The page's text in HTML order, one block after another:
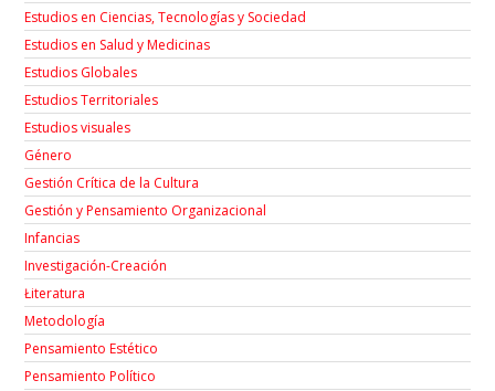
Estudios en Ciencias, Tecnologías y Sociedad
Estudios en Salud y Medicinas
Estudios Globales
Estudios Territoriales
Estudios visuales
Género
Gestión Crítica de la Cultura
Gestión y Pensamiento Organizacional
Infancias
Investigación-Creación
Łiteratura
Metodología
Pensamiento Estético
Pensamiento Político